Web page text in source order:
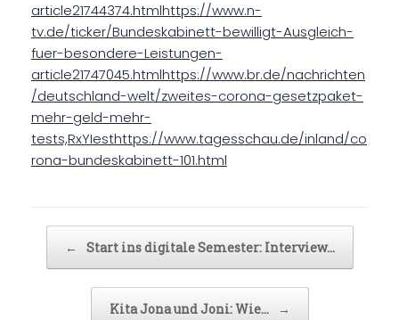
article21744374.htmlhttps://www.n-
tv.de/ticker/Bundeskabinett-bewilligt-Ausgleich-
fuer-besondere-Leistungen-
article21747045.htmlhttps://www.br.de/nachrichten
/deutschland-welt/zweites-corona-gesetzpaket-
mehr-geld-mehr-
tests,RxYIesthttps://www.tagesschau.de/inland/co
rona-bundeskabinett-101.html
← Start ins digitale Semester: Interview…
Kita Jona und Joni: Wie… →